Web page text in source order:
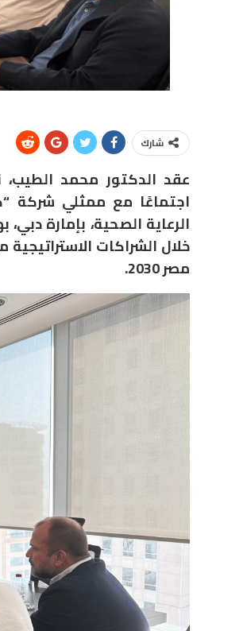
شارك
عقد الدكتور محمد الطيب،
اجتماعًا مع ممثلي شركة
الرعاية الصحية، بإمارة
خلال الشراكات
مصر 2030.